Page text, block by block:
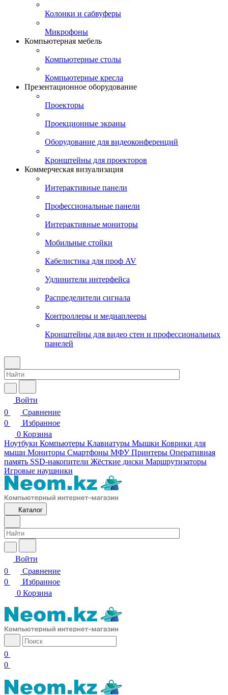
Колонки и сабвуферы
Микрофоны
Компьютерная мебель
Компьютерные столы
Компьютерные кресла
Презентационное оборудование
Проекторы
Проекционные экраны
Оборудование для видеоконференций
Кронштейны для проекторов
Коммерческая визуализация
Интерактивные панели
Профессиональные панели
Интерактивные мониторы
Мобильные стойки
Кабелистика для проф AV
Удлинители интерфейса
Распределители сигнала
Контроллеры и медиаплееры
Кронштейны для видео стен и профессиональных
панелей
Войти
0
Сравнение
0
Избранное
0 Корзина
Ноутбуки Компьютеры Клавиатуры Мышки Коврики для
мыши Мониторы Смартфоны МФУ Принтеры Оперативная
память SSD-накопители Жёсткие диски Маршрутизаторы
Игровые наушники
Каталог
Войти
0
Сравнение
0
Избранное
0 Корзина
0
0